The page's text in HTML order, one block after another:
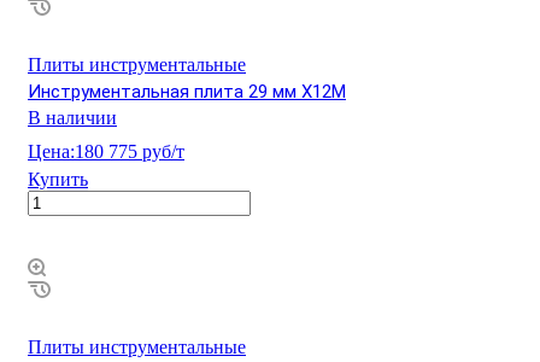
Плиты инструментальные
Инструментальная плита 29 мм Х12М
В наличии
Цена:180 775 руб/т
Купить
Плиты инструментальные